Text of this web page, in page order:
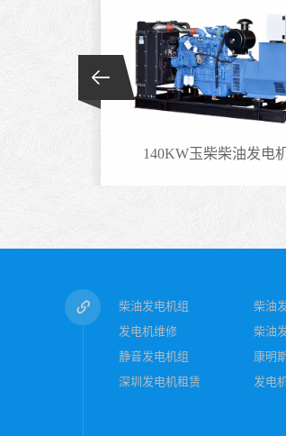
140KW玉柴柴油发电
柴油发电机组 柴油
发电机维修
柴油
静音发电机组
康明
深圳发电机租赁
发电